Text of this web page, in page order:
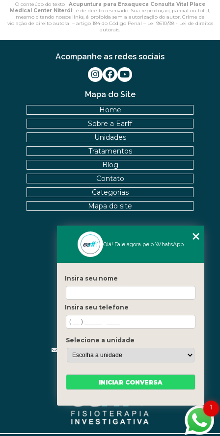
O conteúdo do texto "Acupuntura para Enxaqueca Consulta Vital Place
Medical Center Niterói" é de direito reservado. Sua reprodução, parcial ou total,
mesmo citando nossos links, é proibida sem a autorização do autor. Crime de
violação de direito autoral – artigo 184 do Código Penal – Lei 9610/98 - Lei de direitos
autorais.
Fale Conosco
(21) 3619-5657
(21) 99390-3850
contato@fisioterapiainvestigativa.com
Segunda a sexta, das 7h às 21h
Nossas Unidades
Barra - Rio de Janeiro
Mapa do Site
Home
Sobre a Earff
Unidades
Tratamentos
Blog
Contato
Categorias
Mapa do site
Acompanhe as redes sociais
1
Olá! Fale agora pelo WhatsApp
Insira seu nome
Insira seu telefone
Selecione a unidade
INICIAR CONVERSA